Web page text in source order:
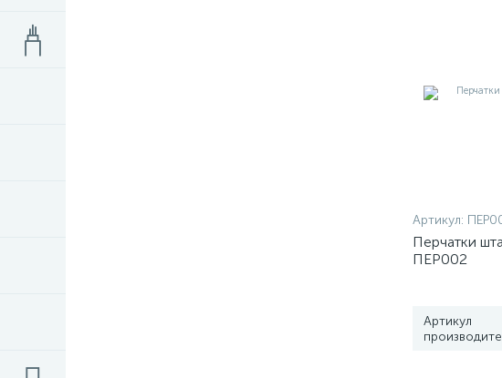
Артикул:
Перчатки
ПЕР002
Артикул